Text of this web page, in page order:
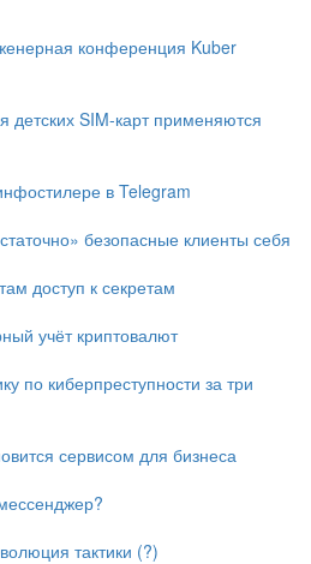
конференция Kuber
SIM-карт применяются
в Telegram
безопасные клиенты себя
доступ к секретам
учёт криптовалют
по киберпреступности за три
сервисом для бизнеса
тактики (?)